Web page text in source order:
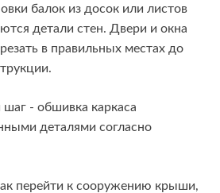
балок из досок или листов
детали стен. Двери и окна
в правильных местах до
- обшивка каркаса
деталями согласно
перейти к сооружению крыши,